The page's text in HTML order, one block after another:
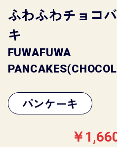
ふわふわチョコ
キ
FUWAFUWA
パンケーキ
￥